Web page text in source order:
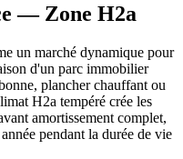
— Zone H2a
un marché dynamique pour
d'un parc immobilier
plancher chauffant ou
H2a tempéré crée les
amortissement complet,
pendant la durée de vie